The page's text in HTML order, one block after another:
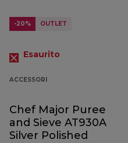
-20% OUTLET
Esaurito
ACCESSORI
Chef Major Puree
and Sieve AT930A
Silver Polished